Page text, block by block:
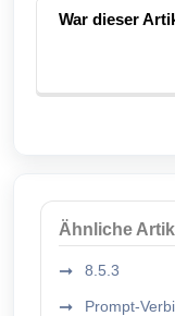
War dieser
Ähnliche
8.5.3
Prompt-